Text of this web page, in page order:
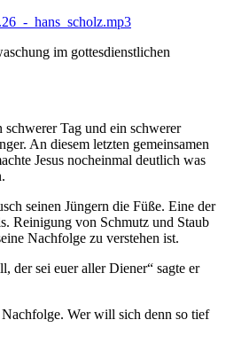
_hans_scholz.mp3
Tag und ein schwerer
An diesem letzten gemeinsamen
Jesus nocheinmal deutlich was
seinen Jüngern die Füße. Eine der
Reinigung von Schmutz und Staub
Nachfolge zu verstehen ist.
der sei euer aller Diener“ sagte er
Wer will sich denn so tief